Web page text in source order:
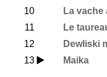
10
La
11
Le
12
Dewliski
13
Maika